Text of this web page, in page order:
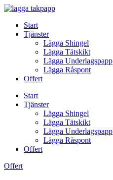
Skip
contentStart
Tjänster
Lägga Shingel
Lägga Tätskikt
Lägga Underlagspapp
Lägga Råspont
Offert
Start
Tjänster
Lägga Shingel
Lägga Tätskikt
Lägga Underlagspapp
Lägga Råspont
Offert
Offert